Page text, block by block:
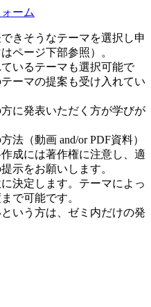
ーム
きそうなテーマを選択し申
ページ下部参照）。
いるテーマも選択可能で
ーマの提案も受け入れてい
に発表いただく方が学びが
法（動画 and/or PDF資料）
成には著作権に注意し、適
示をお願いします。
決定します。テーマによっ
で可能です。
いう方は、ゼミ内だけの発